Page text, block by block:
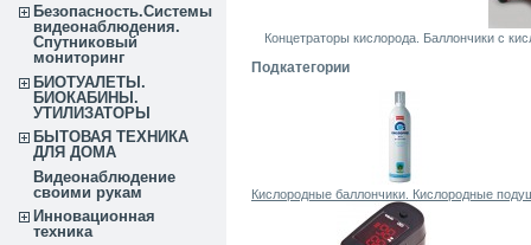
Безопасность.Системы
видеонаблюдения.
Спутниковый
мониторинг
БИОТУАЛЕТЫ.
БИОКАБИНЫ.
УТИЛИЗАТОРЫ
БЫТОВАЯ ТЕХНИКА
ДЛЯ ДОМА
Видеонаблюдение
своими рукам
Инновационная
техника
Концетраторы кислорода. Баллончики с
Подкатегории
Кислородные баллончики. Кислородные